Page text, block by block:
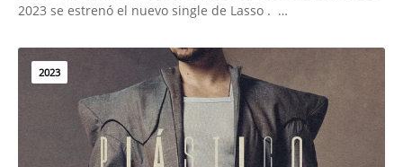
2023 se estrenó el nuevo single de Lasso . …
2023